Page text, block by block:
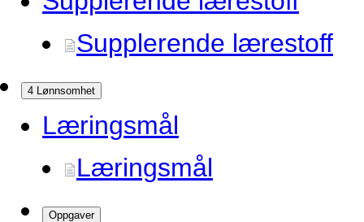
Supplerende lærestoff
4 Lønnsomhet
Læringsmål
Læringsmål
Oppgaver